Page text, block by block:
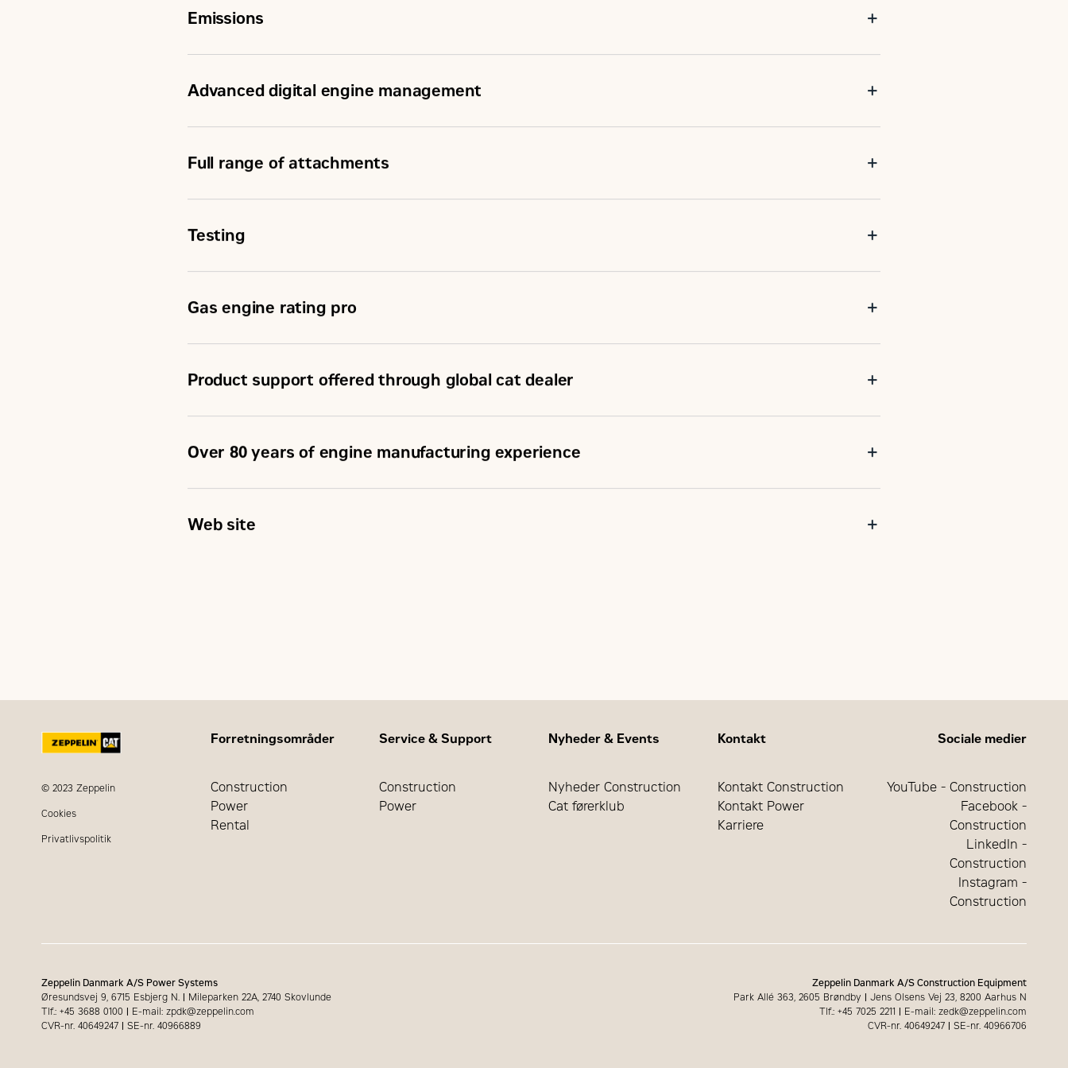
Emissions
Advanced digital engine management
Full range of attachments
Testing
Gas engine rating pro
Product support offered through global cat dealer
Over 80 years of engine manufacturing experience
Web site
© 2023 Zeppelin
Cookies
Privatlivspolitik
Forretningsområder
Construction
Power
Rental
Service & Support
Construction
Power
Nyheder & Events
Nyheder Construction
Cat førerklub
Kontakt
Kontakt Construction
Kontakt Power
Karriere
Sociale medier
YouTube - Construction
Facebook -
Construction
LinkedIn -
Construction
Instagram -
Construction
Zeppelin Danmark A/S Power Systems
Øresundsvej 9, 6715 Esbjerg N.
Mileparken 22A, 2740 Skovlunde
Tlf.: +45 3688 0100
E-mail: zpdk@zeppelin.com
CVR-nr. 40649247
SE-nr. 40966889
Zeppelin Danmark A/S Construction Equipment
Park Allé 363, 2605 Brøndby
Jens Olsens Vej 23, 8200 Aarhus N
Tlf.: +45 7025 2211
E-mail: zedk@zeppelin.com
CVR-nr. 40649247
SE-nr. 40966706